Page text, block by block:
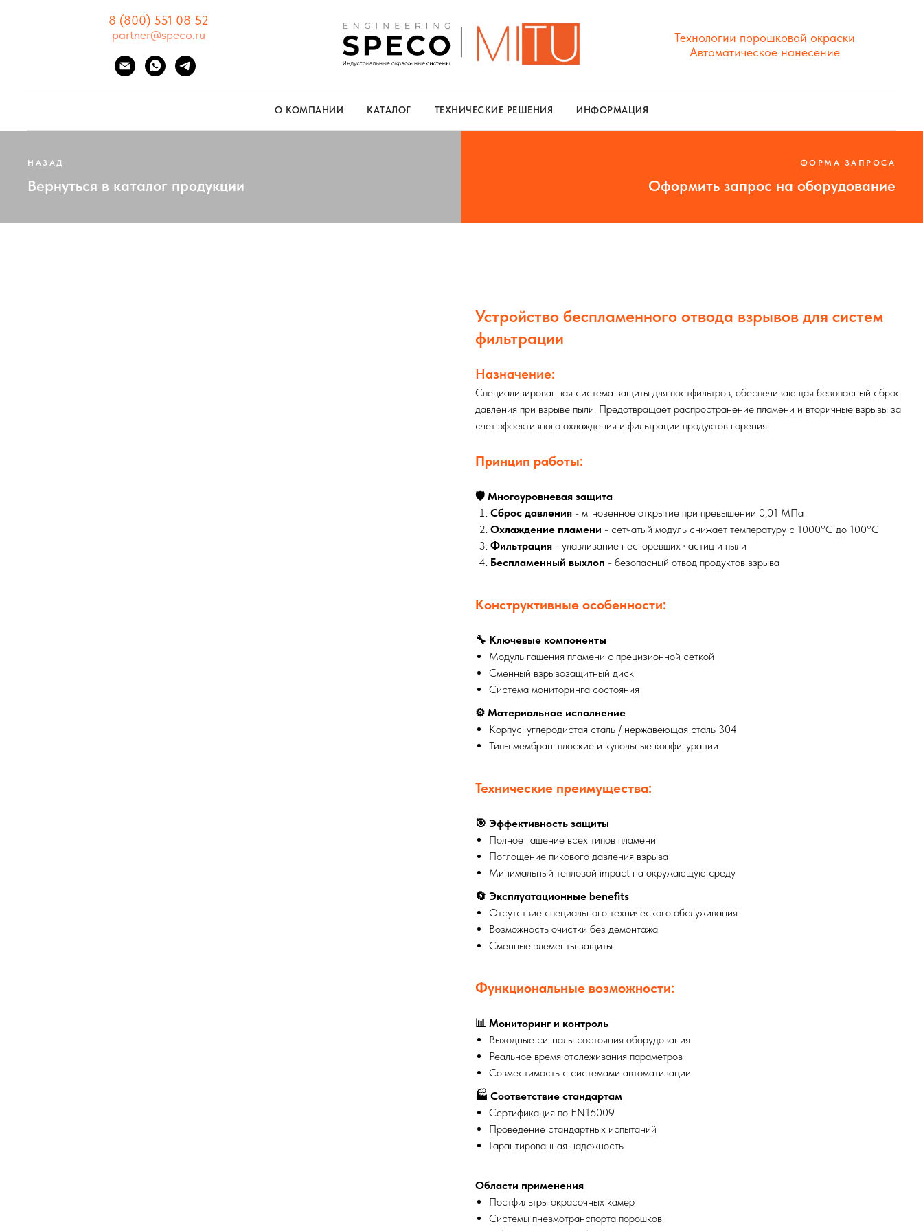
8 (800) 551 08 52
partner@speco.ru
Технологии порошковой окраски
Автоматическое нанесение
О КОМПАНИИ КАТАЛОГ ТЕХНИЧЕСКИЕ РЕШЕНИЯ ИНФОРМАЦИЯ
НАЗАД
Вернуться в каталог продукции
ФОРМА ЗАПРОСА
Оформить запрос на оборудование
Устройство беспламенного отвода взрывов для систем
фильтрации
Назначение:
Специализированная система защиты для постфильтров, обеспечивающая безопасный сброс
давления при взрыве пыли. Предотвращает распространение пламени и вторичные взрывы за
счет эффективного охлаждения и фильтрации продуктов горения.
Принцип работы:
🛡️ Многоуровневая защита
Сброс давления - мгновенное открытие при превышении 0,01 МПа
Охлаждение пламени - сетчатый модуль снижает температуру с 1000°C до 100°C
Фильтрация - улавливание несгоревших частиц и пыли
Беспламенный выхлоп - безопасный отвод продуктов взрыва
Конструктивные особенности:
🔧 Ключевые компоненты
Модуль гашения пламени с прецизионной сеткой
Сменный взрывозащитный диск
Система мониторинга состояния
⚙️ Материальное исполнение
Корпус: углеродистая сталь / нержавеющая сталь 304
Типы мембран: плоские и купольные конфигурации
Технические преимущества:
🎯 Эффективность защиты
Полное гашение всех типов пламени
Поглощение пикового давления взрыва
Минимальный тепловой impact на окружающую среду
🔄 Эксплуатационные benefits
Отсутствие специального технического обслуживания
Возможность очистки без демонтажа
Сменные элементы защиты
Функциональные возможности:
📊 Мониторинг и контроль
Выходные сигналы состояния оборудования
Реальное время отслеживания параметров
Совместимость с системами автоматизации
🏭 Соответствие стандартам
Сертификация по EN16009
Проведение стандартных испытаний
Гарантированная надежность
Области применения
Постфильтры окрасочных камер
Системы пневмотранспорта порошков